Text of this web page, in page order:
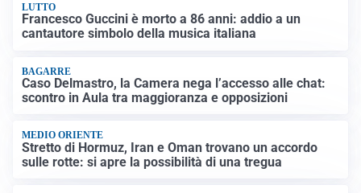
LUTTO
Francesco Guccini è morto a 86 anni: addio a un
cantautore simbolo della musica italiana
BAGARRE
Caso Delmastro, la Camera nega l’accesso alle chat:
scontro in Aula tra maggioranza e opposizioni
MEDIO ORIENTE
Stretto di Hormuz, Iran e Oman trovano un accordo
sulle rotte: si apre la possibilità di una tregua